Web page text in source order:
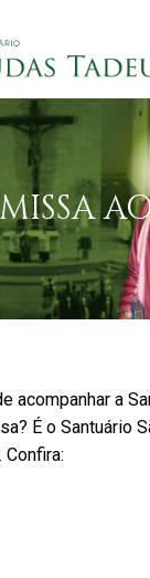
acompanhar a
É o Santuário